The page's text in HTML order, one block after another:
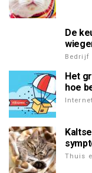
De
Bedrijf
Het
hoe
Internet
Thuis